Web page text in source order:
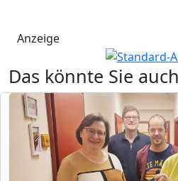
Anzeige
Das könnte Sie